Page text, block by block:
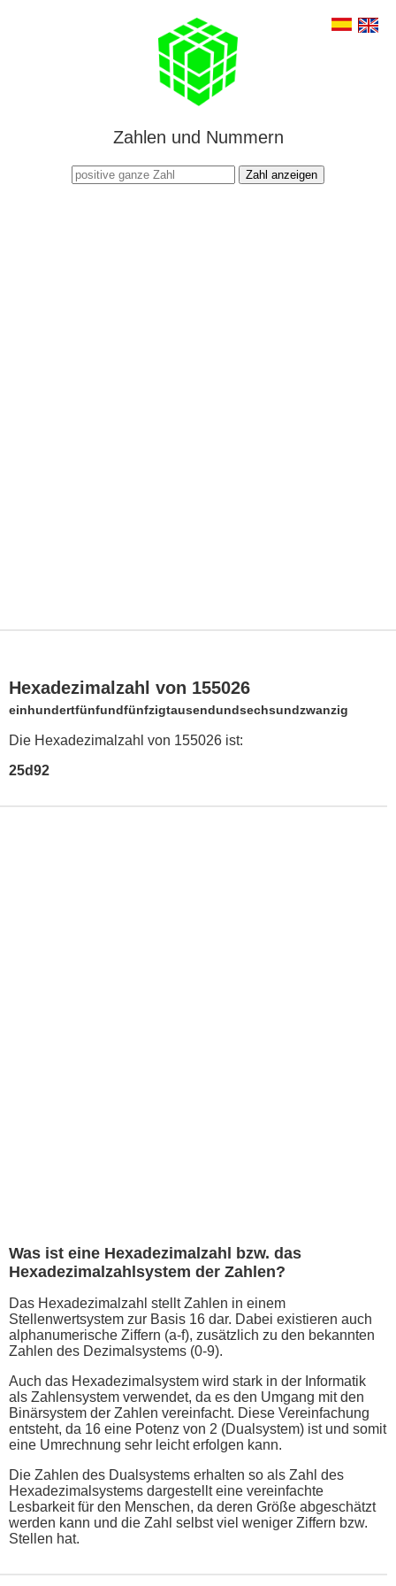
Zahlen und Nummern
Zahl anzeigen
Hexadezimalzahl von 155026
einhundertfünfundfünfzigtausendundsechsundzwanzig
Die Hexadezimalzahl von 155026 ist:
25d92
Was ist eine Hexadezimalzahl bzw. das
Hexadezimalzahlsystem der Zahlen?
Das Hexadezimalzahl stellt Zahlen in einem
Stellenwertsystem zur Basis 16 dar. Dabei existieren auch
alphanumerische Ziffern (a-f), zusätzlich zu den bekannten
Zahlen des Dezimalsystems (0-9).
Auch das Hexadezimalsystem wird stark in der Informatik
als Zahlensystem verwendet, da es den Umgang mit den
Binärsystem der Zahlen vereinfacht. Diese Vereinfachung
entsteht, da 16 eine Potenz von 2 (Dualsystem) ist und somit
eine Umrechnung sehr leicht erfolgen kann.
Die Zahlen des Dualsystems erhalten so als Zahl des
Hexadezimalsystems dargestellt eine vereinfachte
Lesbarkeit für den Menschen, da deren Größe abgeschätzt
werden kann und die Zahl selbst viel weniger Ziffern bzw.
Stellen hat.